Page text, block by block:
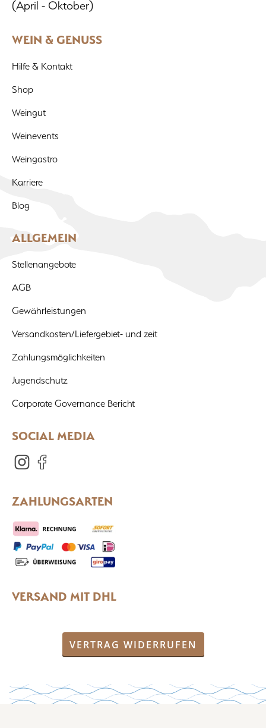
(April - Oktober)
WEIN & GENUSS
Hilfe & Kontakt
Shop
Weingut
Weinevents
Weingastro
Karriere
Blog
ALLGEMEIN
Stellenangebote
AGB
Gewährleistungen
Versandkosten/Liefergebiet- und zeit
Zahlungsmöglichkeiten
Jugendschutz
Corporate Governance Bericht
SOCIAL MEDIA
ZAHLUNGSARTEN
VERSAND MIT DHL
VERTRAG WIDERRUFEN